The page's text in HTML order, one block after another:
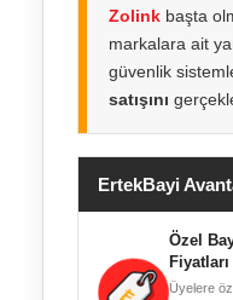
Zolink başta
markalara ait
güvenlik
satışını
ErtekBayi
Özel
Fiyatları
Üyelere